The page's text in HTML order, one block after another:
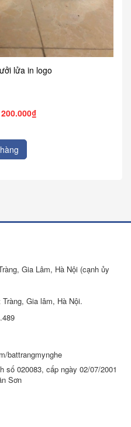
lửa in logo
200.000₫
Gia Lâm, Hà Nội (cạnh ủy
Gia lâm, Hà Nội.
battrangmynghe
số 020083, cấp ngày 02/07/2001
Sơn